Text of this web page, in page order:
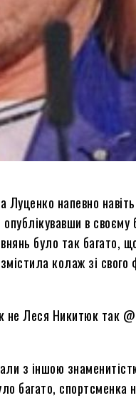
Луценко напевно
в
було так багато,
колаж зі свого
не Леся Никитюк так
з іншою
багато, спортсменка